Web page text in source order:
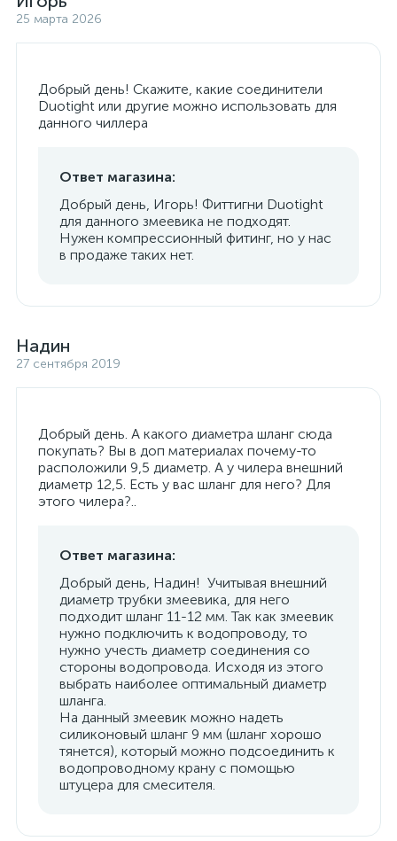
25 марта 2026
Добрый день! Скажите, какие соединители
Duotight или другие можно использовать для
данного чиллера
Ответ магазина:
Добрый день, Игорь! Фиттигни Duotight
для данного змеевика не подходят.
Нужен компрессионный фитинг, но у нас
в продаже таких нет.
Надин
27 сентября 2019
Добрый день. А какого диаметра шланг сюда
покупать? Вы в доп материалах почему-то
расположили 9,5 диаметр. А у чилера внешний
диаметр 12,5. Есть у вас шланг для него? Для
этого чилера?..
Ответ магазина:
Добрый день, Надин! Учитывая внешний
диаметр трубки змеевика, для него
подходит шланг 11-12 мм. Так как змеевик
нужно подключить к водопроводу, то
нужно учесть диаметр соединения со
стороны водопровода. Исходя из этого
выбрать наиболее оптимальный диаметр
шланга.
На данный змеевик можно надеть
силиконовый шланг 9 мм (шланг хорошо
тянется), который можно подсоединить к
водопроводному крану с помощью
штуцера для смесителя.